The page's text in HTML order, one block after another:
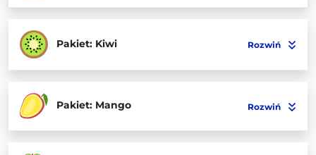
Pakiet: Kiwi Rozwiń
Pakiet: Mango Rozwiń